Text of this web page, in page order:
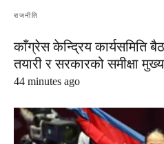
राजनीति
काँग्रेस केन्द्रिय कार्यसमिति
तयारी र सरकारको समीक्षा
44 minutes ago